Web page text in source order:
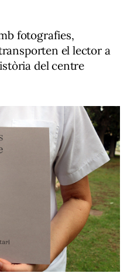
fotografies,
el lector a
del centre